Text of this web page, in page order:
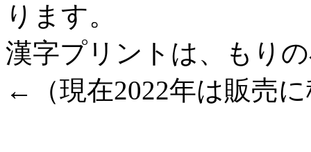
ります。
漢字プリントは、もり
←（現在2022年は販売